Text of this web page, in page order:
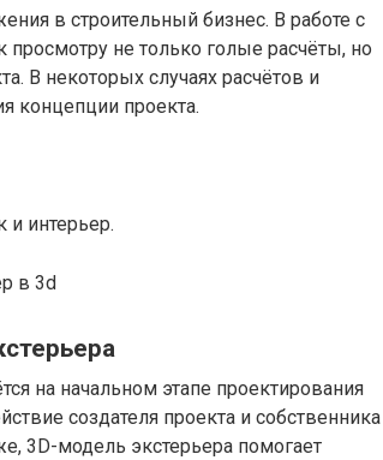
в строительный бизнес. В работе с
не только голые расчёты, но
В некоторых случаях расчётов и
концепции проекта.
и интерьер.
на начальном этапе проектирования
создателя проекта и собственника
3D-модель экстерьера помогает